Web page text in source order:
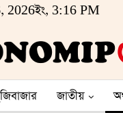
2026ইং, 3:16 PM
জাতীয়